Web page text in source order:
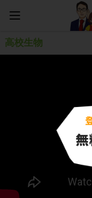
高校生物